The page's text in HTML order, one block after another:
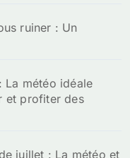
ruiner : Un
La météo idéale
et profiter des
juillet : La météo et